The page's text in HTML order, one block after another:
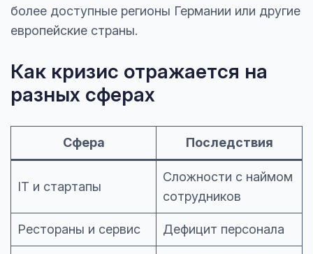
более доступные регионы Германии или другие
европейские страны.
Как кризис отражается на
разных сферах
Сфера Последствия
IT и стартапы
Сложности с наймом
сотрудников
Рестораны и сервис Дефицит персонала